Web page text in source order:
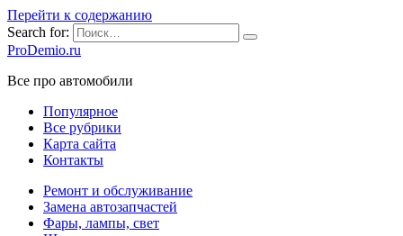
Перейти к содержанию
Search for:
ProDemio.ru
Все про автомобили
Популярное
Все рубрики
Карта сайта
Контакты
Ремонт и обслуживание
Замена автозапчастей
Фары, лампы, свет